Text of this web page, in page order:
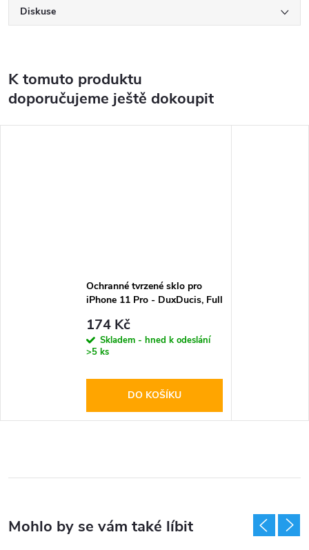
Diskuse
K tomuto produktu
doporučujeme ještě dokoupit
Ochranné tvrzené sklo pro
iPhone 11 Pro - DuxDucis, Full
174 Kč
Skladem - hned k odeslání
>5 ks
DO KOŠÍKU